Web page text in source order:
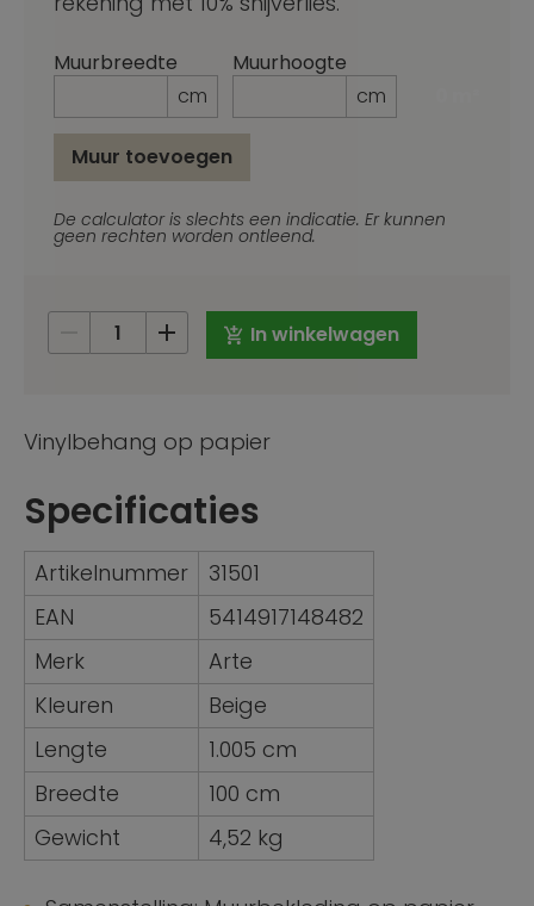
Muurbreedte
cm
Muurhoogte
cm
Muur toevoegen
De calculator is slechts een indicatie. Er kunnen
geen rechten worden ontleend.
In winkelwagen
Vinylbehang op papier
Specificaties
Artikelnummer
31501
EAN
5414917148482
Merk
Arte
Kleuren
Beige
Lengte
1.005 cm
Breedte
100 cm
Gewicht
4,52 kg